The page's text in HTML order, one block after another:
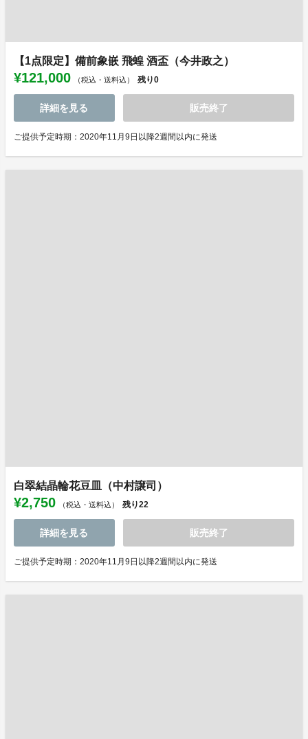
【1点限定】備前象嵌 飛蝗 酒盃（今井政之）
¥121,000 （税込・送料込） 残り0
詳細を見る 販売終了
ご提供予定時期：2020年11月9日以降2週間以内に発送
白翠結晶輪花豆皿（中村譲司）
¥2,750 （税込・送料込） 残り22
詳細を見る 販売終了
ご提供予定時期：2020年11月9日以降2週間以内に発送